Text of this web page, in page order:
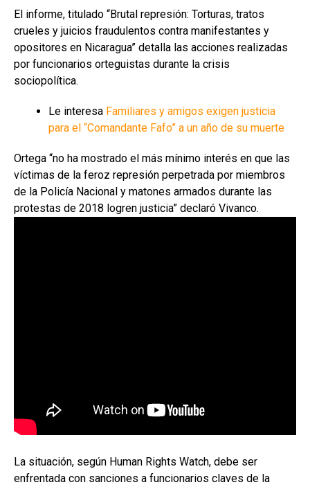
El informe, titulado “Brutal represión: Torturas, tratos
crueles y juicios fraudulentos contra manifestantes y
opositores en Nicaragua” detalla las acciones realizadas
por funcionarios orteguistas durante la crisis
sociopolítica.
Le interesa Familiares y amigos exigen justicia
para el “Comandante Fafo” a un año de su muerte
Ortega “no ha mostrado el más mínimo interés en que las
víctimas de la feroz represión perpetrada por miembros
de la Policía Nacional y matones armados durante las
protestas de 2018 logren justicia” declaró Vivanco.
La situación, según Human Rights Watch, debe ser
enfrentada con sanciones a funcionarios claves de la